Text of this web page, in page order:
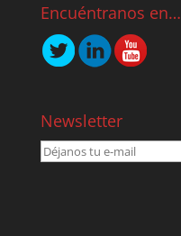
Encuéntranos en…
Newsletter